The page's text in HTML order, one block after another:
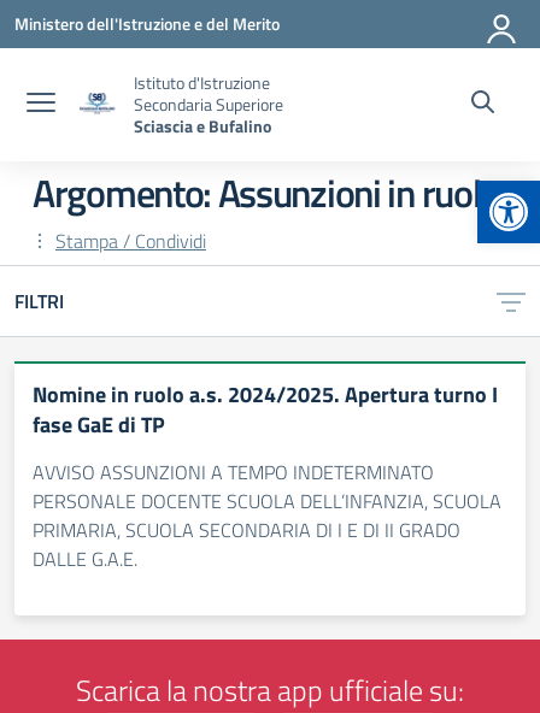
Vai ai contenuti
Vai al menu di navigazione
Vai al footer
Ministero dell'Istruzione e del Merito
Istituto d'Istruzione
Secondaria Superiore
Sciascia e Bufalino
Argomento: Assunzioni in ruolo
Stampa / Condividi
FILTRI
Nomine in ruolo a.s. 2024/2025. Apertura turno I
fase GaE di TP
AVVISO ASSUNZIONI A TEMPO INDETERMINATO
PERSONALE DOCENTE SCUOLA DELL’INFANZIA, SCUOLA
PRIMARIA, SCUOLA SECONDARIA DI I E DI II GRADO
DALLE G.A.E.
Scarica la nostra app ufficiale su: